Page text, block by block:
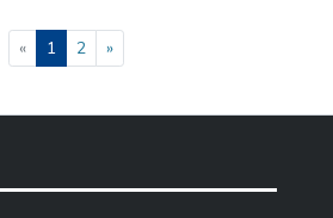
que debe aportar el profesor
desarrollar aplicaciones que
« 1 (current)
2 »